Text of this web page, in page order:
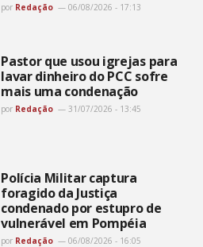
por Redação 06/08/2026 - 17:13
Pastor que usou igrejas para
lavar dinheiro do PCC sofre
mais uma condenação
por Redação 31/07/2026 - 13:45
Polícia Militar captura
foragido da Justiça
condenado por estupro de
vulnerável em Pompéia
por Redação 06/08/2026 - 16:05